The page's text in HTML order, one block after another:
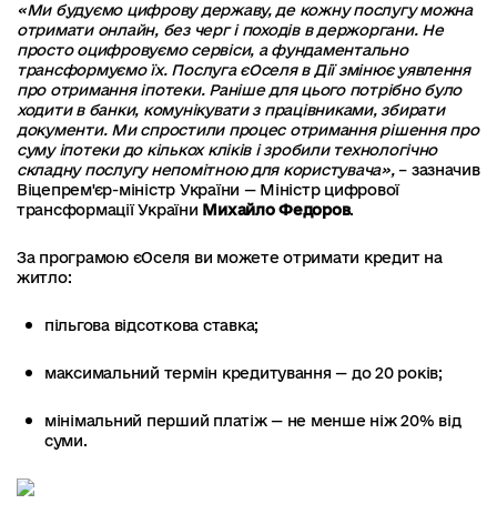
«Ми будуємо цифрову державу, де кожну послугу можна
отримати онлайн, без черг і походів в держоргани. Не
просто оцифровуємо сервіси, а фундаментально
трансформуємо їх. Послуга єОселя в Дії змінює уявлення
про отримання іпотеки. Раніше для цього потрібно було
ходити в банки, комунікувати з працівниками, збирати
документи. Ми спростили процес отримання рішення про
суму іпотеки до кількох кліків і зробили технологічно
складну послугу непомітною для користувача»,– зазначив
Віцепрем'єр-міністр України — Міністр цифрової
трансформації України Михайло Федоров.
За програмою єОселя ви можете отримати кредит на
житло:
пільгова відсоткова ставка;
максимальний термін кредитування — до 20 років;
мінімальний перший платіж — не менше ніж 20% від
суми.